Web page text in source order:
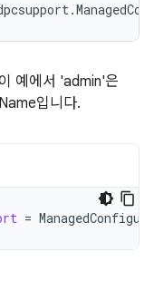
예에서 'admin'은
입니다.
=